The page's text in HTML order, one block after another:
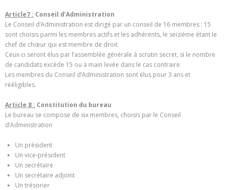
Article7 : Conseil d’Administration
Le Conseil d’Administration est dirigé par un conseil de 16 membres : 15
sont choisis parmi les membres actifs et les adhérents, le seizième étant le
chef de chœur qui est membre de droit.
Ceux-ci seront élus par l’assemblée générale à scrutin secret, si le nombre
de candidats excède 15 ou à main levée dans le cas contraire.
Les membres du Conseil d’Administration sont élus pour 3 ans et
rééligibles.
Article 8 : Constitution du bureau
Le bureau se compose de six membres, choisis par le Conseil
d’Administration
Un président
Un vice-président
Un secrétaire
Un secrétaire adjoint
Un trésorier